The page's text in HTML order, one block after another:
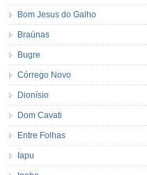
Bom Jesus do Galho
Braúnas
Bugre
Córrego Novo
Dionísio
Dom Cavati
Entre Folhas
Iapu